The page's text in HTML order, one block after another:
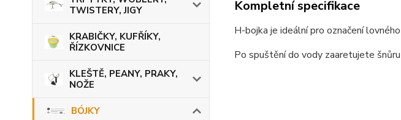
TWISTERY, JIGY
KRABIČKY, KUFŘÍKY,
ŘÍZKOVNICE
KLEŠTĚ, PEANY, PRAKY,
NOŽE
BÓJKY
Kompletní specifikace
H-bojka je ideální pro označení
Po spuštění do vody zaaretujete